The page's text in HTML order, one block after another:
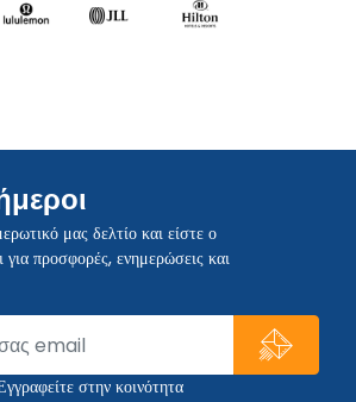
μας δελτίο και είστε ο
προσφορές, ενημερώσεις και
στην κοινότητα